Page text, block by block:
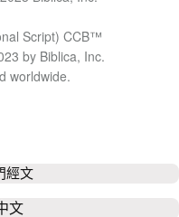
Script) CCB™
by Biblica, Inc.
worldwide.
經文
文